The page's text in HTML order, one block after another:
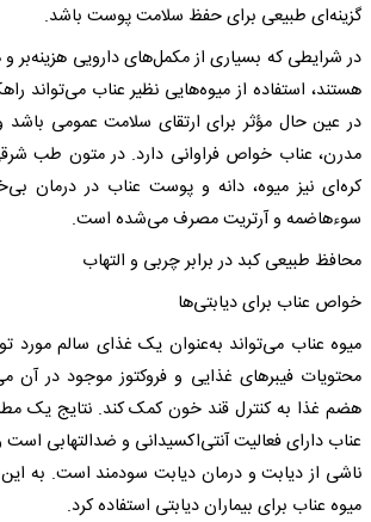
گزینه‌ای طبیعی برای حفظ سلامت پوست باشد.
در شرایطی که بسیاری از مکمل‌های دارویی هزینه‌بر
هستند، استفاده از میوه‌هایی نظیر عناب می‌تواند
در عین حال مؤثر برای ارتقای سلامت عمومی
مدرن، عناب خواص فراوانی دارد. در متون طب
کره‌ای نیز میوه، دانه و پوست عناب در درمان
سوءهاضمه و آرتریت مصرف می‌شده است.
محافظ طبیعی کبد در برابر چربی و التهاب
خواص عناب برای دیابتی‌ها
میوه عناب می‌تواند به‌عنوان یک غذای سالم مورد
محتویات فیبرهای غذایی و فروکتوز موجود در آن
هضم غذا به کنترل قند خون کمک کند. نتایج یک
عناب دارای فعالیت آنتی‌اکسیدانی و ضدالتهابی است
ناشی از دیابت و درمان دیابت سودمند است. به این
میوه عناب برای بیماران دیابتی استفاده کرد.